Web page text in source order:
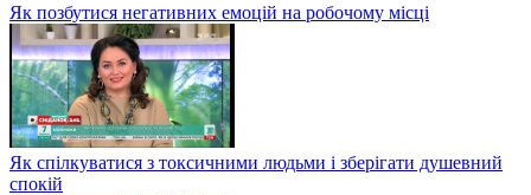
Як позбутися негативних емоцій на робочому місці
Як спілкуватися з токсичними людьми і зберігати душевний
спокій